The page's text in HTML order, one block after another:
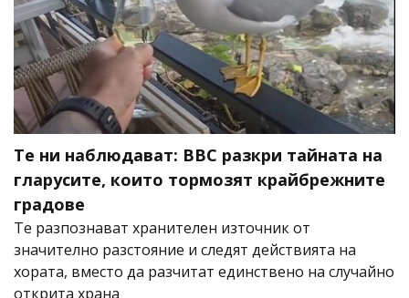
Те ни наблюдават: BBC разкри тайната на
гларусите, които тормозят крайбрежните
градове
Те разпознават хранителен източник от
значително разстояние и следят действията на
хората, вместо да разчитат единствено на случайно
открита храна